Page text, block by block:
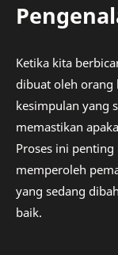
Ketika kita
dibuat oleh orang
kesimpulan yang
memastikan
Proses ini
memperoleh
yang sedang
baik.